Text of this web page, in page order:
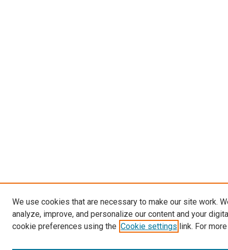
We use cookies that are necessary to make our site work.
analyze, improve, and personalize our content and your
cookie preferences using the Cookie settings link. For